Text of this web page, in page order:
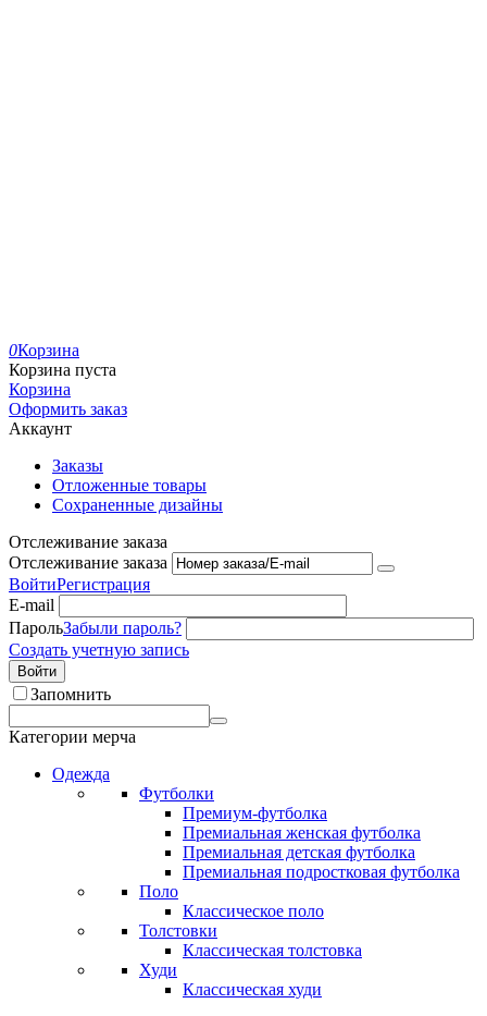
0Корзина
Корзина пуста
Корзина
Оформить заказ
Аккаунт
Заказы
Отложенные товары
Сохраненные дизайны
Отслеживание заказа
Отслеживание заказа
ВойтиРегистрация
E-mail
ПарольЗабыли пароль?
Создать учетную запись
Войти
Запомнить
Категории мерча
Одежда
Футболки
Премиум-футболка
Премиальная женская футболка
Премиальная детская футболка
Премиальная подростковая футболка
Поло
Классическое поло
Толстовки
Классическая толстовка
Худи
Классическая худи